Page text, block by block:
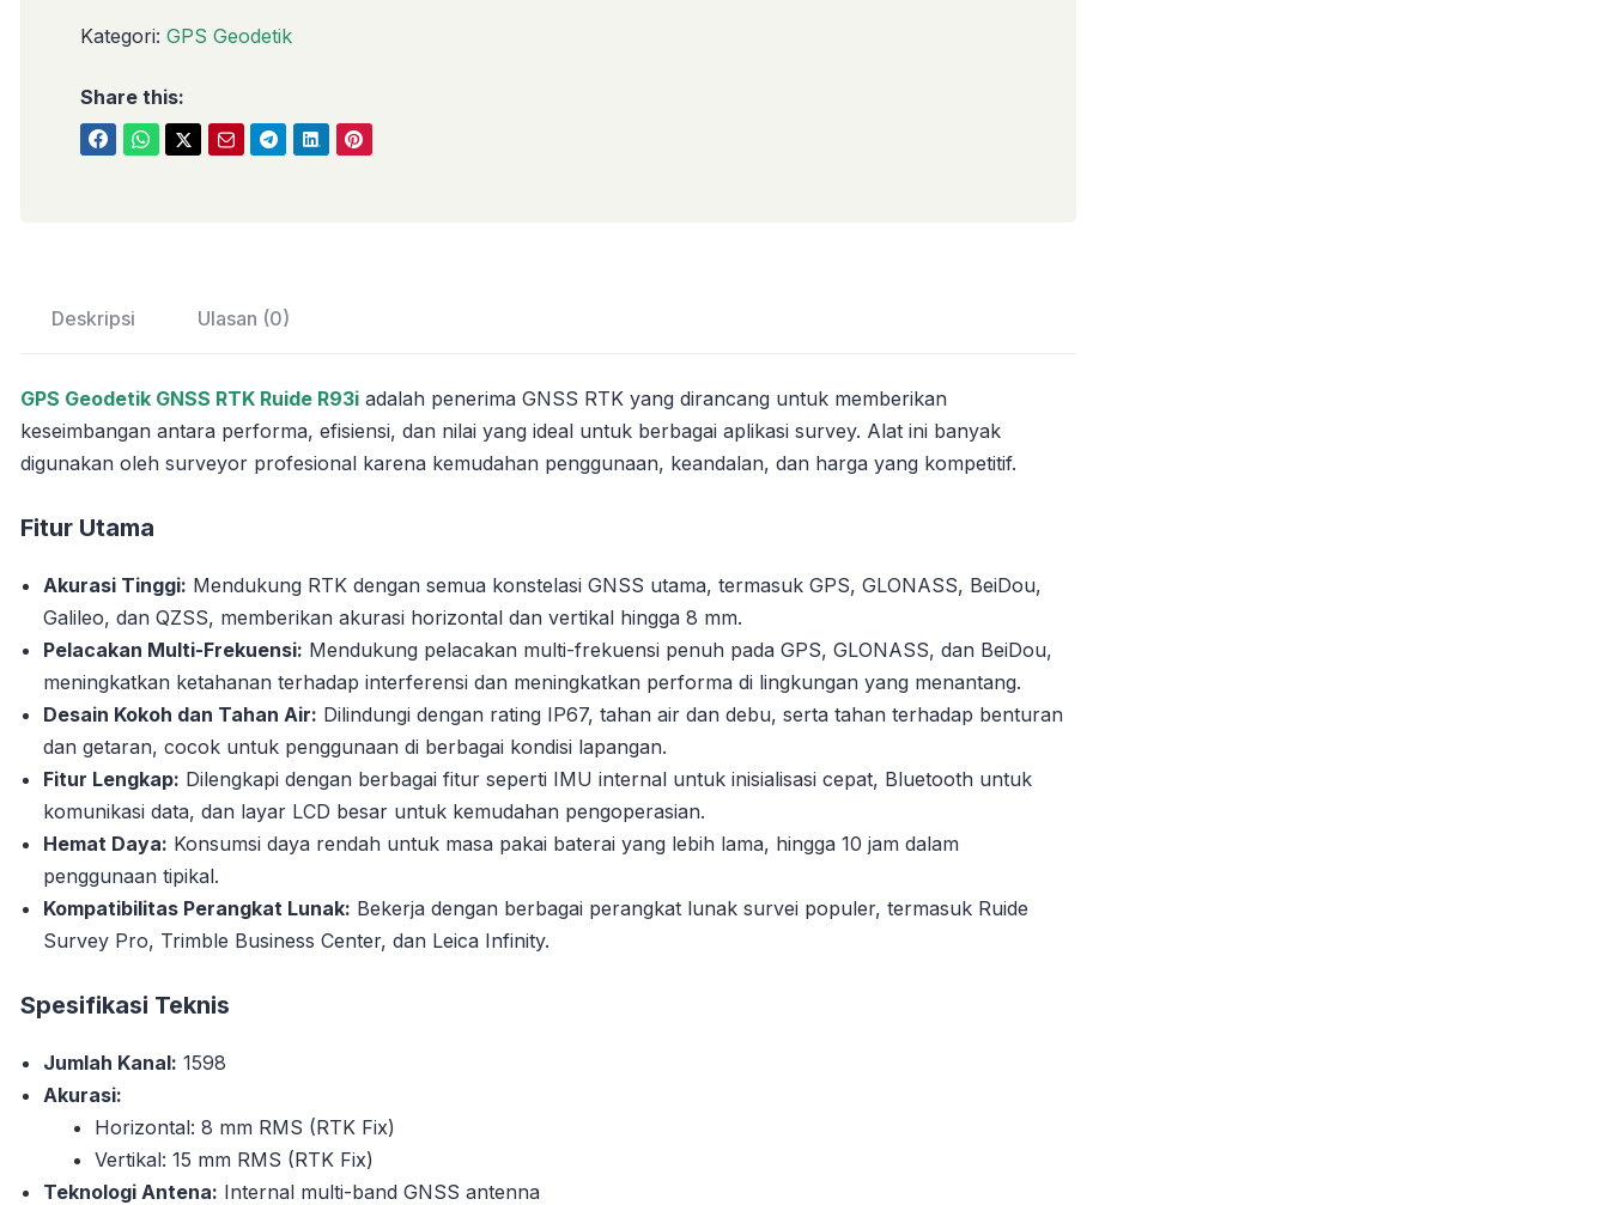
Kategori: GPS Geodetik
Share this:
Deskripsi Ulasan (0)
GPS Geodetik GNSS RTK Ruide R93i adalah penerima GNSS RTK yang dirancang untuk memberikan
keseimbangan antara performa, efisiensi, dan nilai yang ideal untuk berbagai aplikasi survey. Alat ini banyak
digunakan oleh surveyor profesional karena kemudahan penggunaan, keandalan, dan harga yang kompetitif.
Fitur Utama
Akurasi Tinggi: Mendukung RTK dengan semua konstelasi GNSS utama, termasuk GPS, GLONASS, BeiDou,
Galileo, dan QZSS, memberikan akurasi horizontal dan vertikal hingga 8 mm.
Pelacakan Multi-Frekuensi: Mendukung pelacakan multi-frekuensi penuh pada GPS, GLONASS, dan BeiDou,
meningkatkan ketahanan terhadap interferensi dan meningkatkan performa di lingkungan yang menantang.
Desain Kokoh dan Tahan Air: Dilindungi dengan rating IP67, tahan air dan debu, serta tahan terhadap benturan
dan getaran, cocok untuk penggunaan di berbagai kondisi lapangan.
Fitur Lengkap: Dilengkapi dengan berbagai fitur seperti IMU internal untuk inisialisasi cepat, Bluetooth untuk
komunikasi data, dan layar LCD besar untuk kemudahan pengoperasian.
Hemat Daya: Konsumsi daya rendah untuk masa pakai baterai yang lebih lama, hingga 10 jam dalam
penggunaan tipikal.
Kompatibilitas Perangkat Lunak: Bekerja dengan berbagai perangkat lunak survei populer, termasuk Ruide
Survey Pro, Trimble Business Center, dan Leica Infinity.
Spesifikasi Teknis
Jumlah Kanal: 1598
Akurasi:
Horizontal: 8 mm RMS (RTK Fix)
Vertikal: 15 mm RMS (RTK Fix)
Teknologi Antena: Internal multi-band GNSS antenna